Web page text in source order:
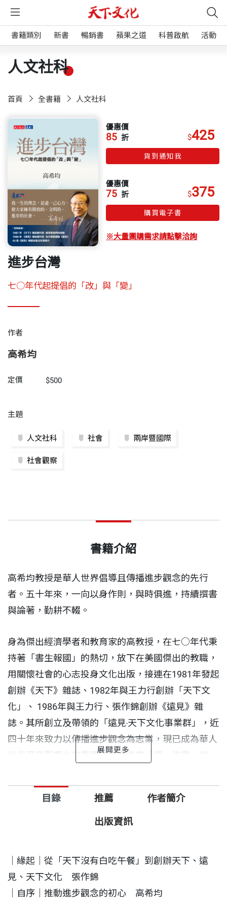
書籍類別 新書 暢銷書 蘋果之道 科普啟航 活動
人文社科
首頁 全書籍 人文社科
優惠價
85 折 $425
貨到通知我
優惠價
75 折 $375
購買電子書
※大量團購需求請點擊洽詢
進步台灣
七○年代起提倡的「改」與「變」
作者
高希均
定價 $500
主題
人文社科 社會 兩岸暨國際
社會觀察
書籍介紹
高希均教授是華人世界倡導且傳播進步觀念的先行
者。五十年來，一向以身作則，與時俱進，持續撰書
與論著，勤耕不輟。
身為傑出經濟學者和教育家的高教授，在七○年代秉
持著「書生報國」的熱切，放下在美國傑出的教職，
用關懷社會的心志投身文化出版，接連在1981年發起
創辦《天下》雜誌、1982年與王力行創辦「天下文
化」、 1986年與王力行、張作錦創辦《遠見》雜
誌。其所創立及帶領的「遠見‧天下文化事業群」，近
四十年來致力以傳播進步觀念為志業，現已成為華人
世界深具影響力的集團，積極推廣「讀一流書、做一
2021年適逢《遠見》雜誌創刊35週年，在全球面臨
新冠病毒疫情衝擊的當下，回顧高教授在《天下》雜
回顧，讓讀者一同審視台灣在經濟起飛過程中所產生
的種種問題，讓大家從中一同找回對國家、社會的關
懷與初衷，堅持學習、前進不懈的信念，將進步觀念
目錄 推薦 作者簡介
出版資訊
｜緣起｜從「天下沒有白吃午餐」到創辦天下、遠
見、天下文化 張作錦
｜自序｜推動進步觀念的初心 高希均